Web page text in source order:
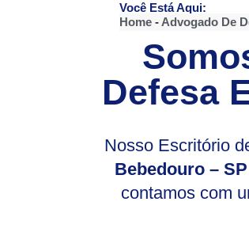
Você Está Aqui:
Home- Advogado De
Defesa
Nosso Escritório
Bebedouro – SP
contamos com